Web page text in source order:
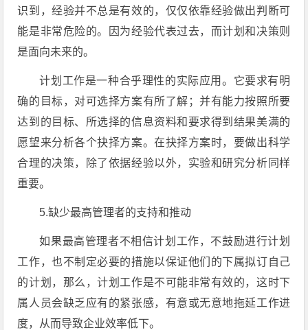
识到，经验并不总是有效的，仅仅依靠经验做出判断可
能是非常危险的。因为经验代表过去，而计划和决策则
是面向未来的。
计划工作是一种合乎理性的实际应用。它要求有明
确的目标，对可选择方案有所了解；并有能力按照所要
达到的目标、所选择的信息资料和要求得到结果美满的
愿望来分析各个抉择方案。在抉择方案时，要做出科学
合理的决策，除了依据经验以外，实验和研究分析同样
重要。
5.缺少最高管理者的支持和推动
如果最高管理者不相信计划工作，不鼓励进行计划
工作，也不制定必要的措施以保证他们的下属拟订自己
的计划，那么，计划工作是不可能非常有效的，这时下
属人员会缺乏应有的紧张感，有意或无意地拖延工作进
度，从而导致企业效率低下。